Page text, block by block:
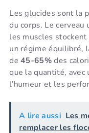
Les glucides sont la
du corps. Le
les muscles stockent
un régime équilibré,
de45-65%des
que la quantité,
l’humeur et les
A lire aussi Les
remplacer les